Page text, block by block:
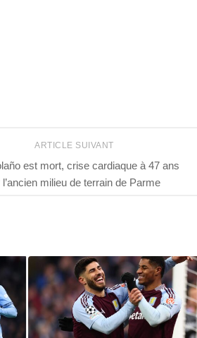
ARTICLE SUIVANT
est mort, crise cardiaque à 47 ans
l’ancien milieu de terrain de Parme